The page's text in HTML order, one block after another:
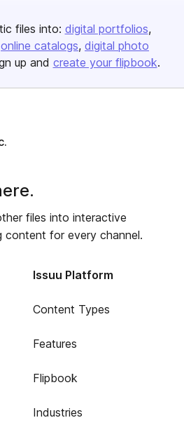
files into: digital portfolios
online catalogs digital photo
up and create your flipbook.
files into interactive
content for every channel.
Issuu Platform
Content Types
Features
Flipbook
Industries